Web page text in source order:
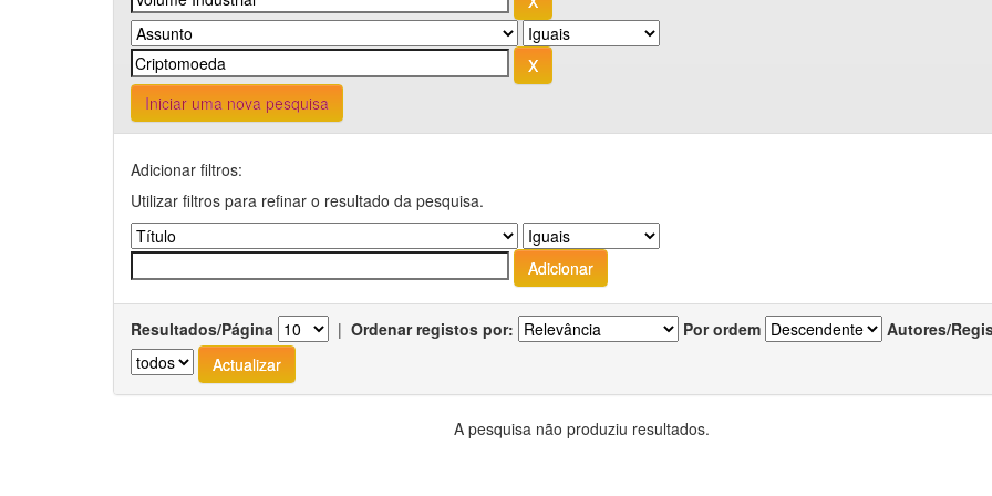
Iniciar uma nova pesquisa
Adicionar filtros:
Utilizar filtros para refinar o resultado da pesquisa.
Resultados/Página | Ordenar registos por: Por ordem Autores/
A pesquisa não produziu resultados.